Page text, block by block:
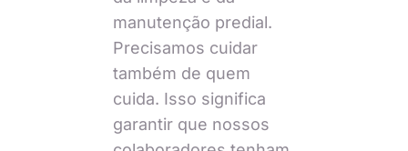
manutenção predial.
Precisamos cuidar
também de quem
cuida. Isso significa
garantir que nossos